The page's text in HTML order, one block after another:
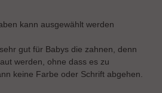
kann ausgewählt werden
gut für Babys die zahnen, denn
werden, ohne dass es zu
keine Farbe oder Schrift abgehen.